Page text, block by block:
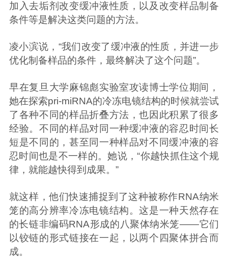
加入去垢剂改变缓冲液性质，以及改变样品制备
条件等是解决这类问题的方法。
凌小滨说，“我们改变了缓冲液的性质，并进一步
优化制备样品的条件，最终解决了这个问题”。
早在复旦大学麻锦彪实验室攻读博士学位期间，
她在探索pri-miRNA的冷冻电镜结构的时候就尝试
了各种不同的样品折叠方法，也因此积累了很多
经验。不同的样品对同一种缓冲液的容忍时间长
短是不同的，甚至同一种样品对不同缓冲液的容
忍时间也是不一样的。她说，“你越快抓住这个规
律，就能越快得到成果。”
就这样，他们快速捕捉到了这种被称作RNA纳米
笼的高分辨率冷冻电镜结构。这是一种天然存在
的长链非编码RNA形成的八聚体纳米笼——它们
以铰链的形式链接在一起，以两个四聚体拼合而
成。